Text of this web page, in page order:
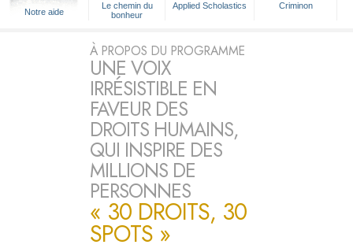
Notre aide
Le chemin du
bonheur
Applied Scholastics Criminon
À PROPOS DU PROGRAMME
UNE VOIX
IRRÉSISTIBLE EN
FAVEUR DES
DROITS HUMAINS,
QUI INSPIRE DES
MILLIONS DE
PERSONNES
« 30 DROITS, 30
SPOTS »